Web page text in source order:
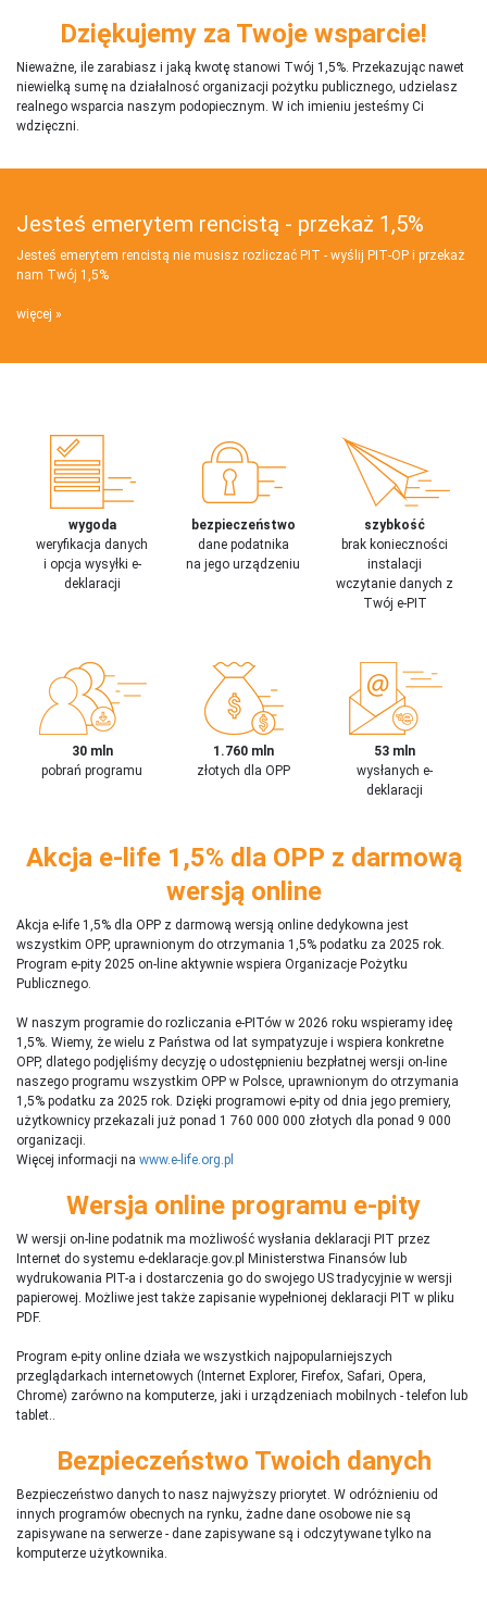
Dziękujemy za Twoje wsparcie!
Nieważne, ile zarabiasz i jaką kwotę stanowi Twój 1,5%. Przekazując nawet
niewielką sumę na działalnosć organizacji pożytku publicznego, udzielasz
realnego wsparcia naszym podopiecznym. W ich imieniu jesteśmy Ci
wdzięczni.
Jesteś emerytem rencistą - przekaż 1,5%
Jesteś emerytem rencistą nie musisz rozliczać PIT - wyślij PIT‑OP i przekaż
nam Twój 1,5%
więcej
wygoda
weryfikacja danych
i opcja wysyłki e-
deklaracji
bezpieczeństwo
dane podatnika
na jego urządzeniu
szybkość
brak konieczności
instalacji
wczytanie danych z
Twój e-PIT
30 mln
pobrań programu
1.760 mln
złotych dla OPP
53 mln
wysłanych e-
deklaracji
Akcja e-life 1,5% dla OPP z darmową
wersją online
Akcja e-life 1,5% dla OPP z darmową wersją online dedykowna jest
wszystkim OPP, uprawnionym do otrzymania 1,5% podatku za 2025 rok.
Program e-pity 2025 on-line aktywnie wspiera Organizacje Pożytku
Publicznego.
W naszym programie do rozliczania e-PITów w 2026 roku wspieramy ideę
1,5%. Wiemy, że wielu z Państwa od lat sympatyzuje i wspiera konkretne
OPP, dlatego podjęliśmy decyzję o udostępnieniu bezpłatnej wersji on-line
naszego programu wszystkim OPP w Polsce, uprawnionym do otrzymania
1,5% podatku za 2025 rok. Dzięki programowi e-pity od dnia jego premiery,
użytkownicy przekazali już ponad 1 760 000 000 złotych dla ponad 9 000
organizacji.
Więcej informacji na www.e-life.org.pl
Wersja online programu e-pity
W wersji on-line podatnik ma możliwość wysłania deklaracji PIT przez
Internet do systemu e-deklaracje.gov.pl Ministerstwa Finansów lub
wydrukowania PIT-a i dostarczenia go do swojego US tradycyjnie w wersji
papierowej. Możliwe jest także zapisanie wypełnionej deklaracji PIT w pliku
PDF.
Program e-pity online działa we wszystkich najpopularniejszych
przeglądarkach internetowych (Internet Explorer, Firefox, Safari, Opera,
Chrome) zarówno na komputerze, jaki i urządzeniach mobilnych - telefon lub
tablet..
Bezpieczeństwo Twoich danych
Bezpieczeństwo danych to nasz najwyższy priorytet. W odróżnieniu od
innych programów obecnych na rynku, żadne dane osobowe nie są
zapisywane na serwerze - dane zapisywane są i odczytywane tylko na
komputerze użytkownika.